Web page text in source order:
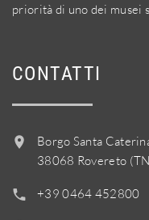
priorità di uno dei musei
CONTATTI
Borgo Santa
38068 Rovereto
+39 0464 452800